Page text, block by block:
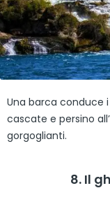
Una barca conduce
cascate e persino
gorgoglianti.
8. Il